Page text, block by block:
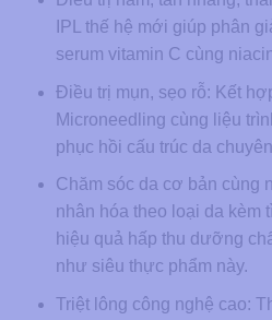
IPL thế hệ mới giúp phân
serum vitamin C cùng
Điều trị mụn, sẹo rỗ: Kết
Microneedling cùng liệu
phục hồi cấu trúc da
Chăm sóc da cơ bản cùng
nhân hóa theo loại da kèm
hiệu quả hấp thu dưỡng
như siêu thực phẩm này.
Triệt lông công nghệ cao: